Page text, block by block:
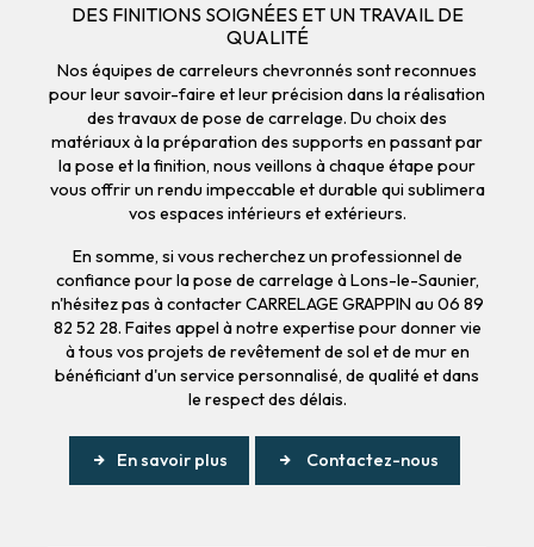
DES FINITIONS SOIGNÉES ET UN TRAVAIL DE
QUALITÉ
Nos équipes de carreleurs chevronnés sont reconnues
pour leur savoir-faire et leur précision dans la réalisation
des travaux de pose de carrelage. Du choix des
matériaux à la préparation des supports en passant par
la pose et la finition, nous veillons à chaque étape pour
vous offrir un rendu impeccable et durable qui sublimera
vos espaces intérieurs et extérieurs.
En somme, si vous recherchez un professionnel de
confiance pour la pose de carrelage à Lons-le-Saunier,
n'hésitez pas à contacter CARRELAGE GRAPPIN au 06 89
82 52 28. Faites appel à notre expertise pour donner vie
à tous vos projets de revêtement de sol et de mur en
bénéficiant d'un service personnalisé, de qualité et dans
le respect des délais.
En savoir plus Contactez-nous